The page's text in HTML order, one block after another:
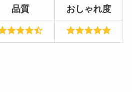
品質 おしゃれ度